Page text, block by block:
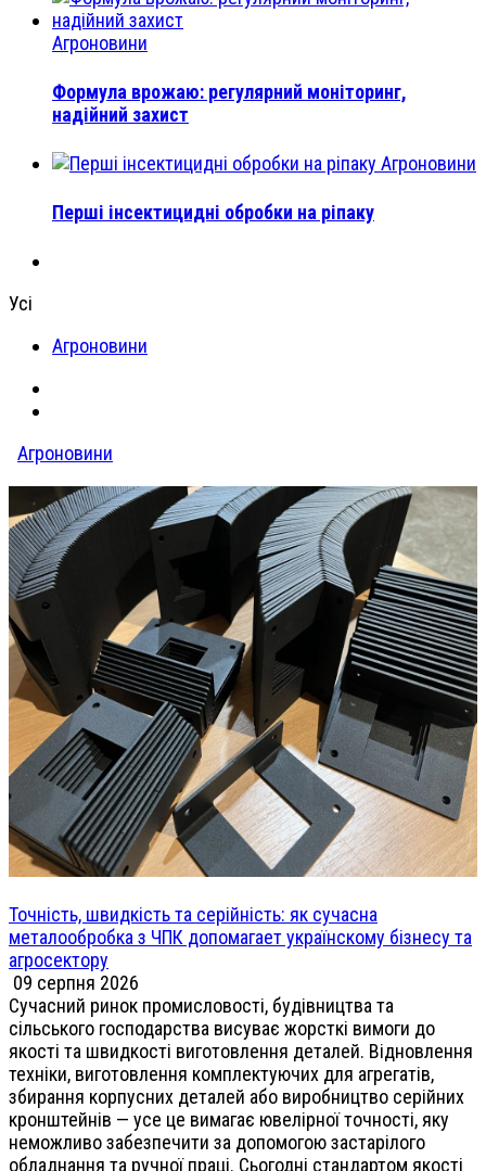
Агроновини
Формула врожаю: регулярний моніторинг,
надійний захист
Агроновини
Перші інсектицидні обробки на ріпаку
Усі
Агроновини
Агроновини
Точність, швидкість та серійність: як сучасна
металообробка з ЧПК допомагает українскому бізнесу та
агросектору
09 серпня 2026
Сучасний ринок промисловості, будівництва та
сільського господарства висуває жорсткі вимоги до
якості та швидкості виготовлення деталей. Відновлення
техніки, виготовлення комплектуючих для агрегатів,
збирання корпусних деталей або виробництво серійних
кронштейнів — усе це вимагає ювелірної точності, яку
неможливо забезпечити за допомогою застарілого
обладнання та ручної праці. Сьогодні стандартом якості